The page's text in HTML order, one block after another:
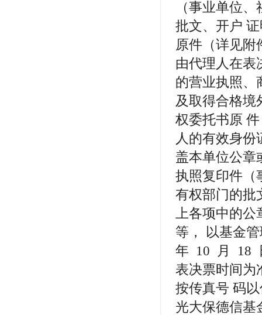
（事业单位
批文、开户
原件（详见附
由代理人在表
的营业执照、
及取得合格境
权委托书原
人的有效身份
盖本单位公章
执照复印件（
有权部门的
上各项中的公
等， 以基金
年 10 月 18
表决票时间为
按传真号 码
光大保德信